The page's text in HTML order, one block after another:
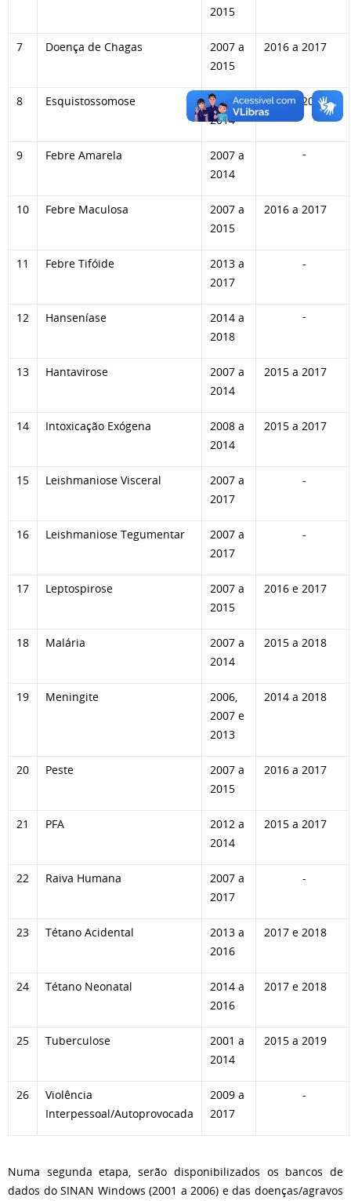
2015
7 Doença de Chagas
2007 a
2015
2016 a 2017
8 Esquistossomose
2008 a
2014
2015 a 2017
9 Febre Amarela
2007 a
2014
-
10 Febre Maculosa
2007 a
2015
2016 a 2017
11 Febre Tifóide
2013 a
2017
-
12 Hanseníase
2014 a
2018
-
13 Hantavirose
2007 a
2014
2015 a 2017
14 Intoxicação Exógena
2008 a
2014
2015 a 2017
15 Leishmaniose Visceral
2007 a
2017
-
16 Leishmaniose Tegumentar
2007 a
2017
-
17 Leptospirose
2007 a
2015
2016 e 2017
18 Malária
2007 a
2014
2015 a 2018
19 Meningite
2006,
2007 e
2013
2014 a 2018
20 Peste
2007 a
2015
2016 a 2017
21 PFA
2012 a
2014
2015 a 2017
22 Raiva Humana
2007 a
2017
-
23 Tétano Acidental
2013 a
2016
2017 e 2018
24 Tétano Neonatal
2014 a
2016
2017 e 2018
25 Tuberculose
2001 a
2014
2015 a 2019
26
Violência
Interpessoal/Autoprovocada
2009 a
2017
-
Numa segunda etapa, serão disponibilizados os bancos de
dados do SINAN Windows (2001 a 2006) e das doenças/agravos